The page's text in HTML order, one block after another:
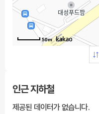
50m
인근 지하철
제공된 데이터가 없습니다.